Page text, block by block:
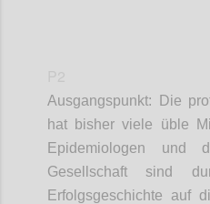
Ausgangspunkt:
Die
hat bisher viele üble
Epidemiologen und
Gesellschaft sind
Erfolgsgeschichte auf